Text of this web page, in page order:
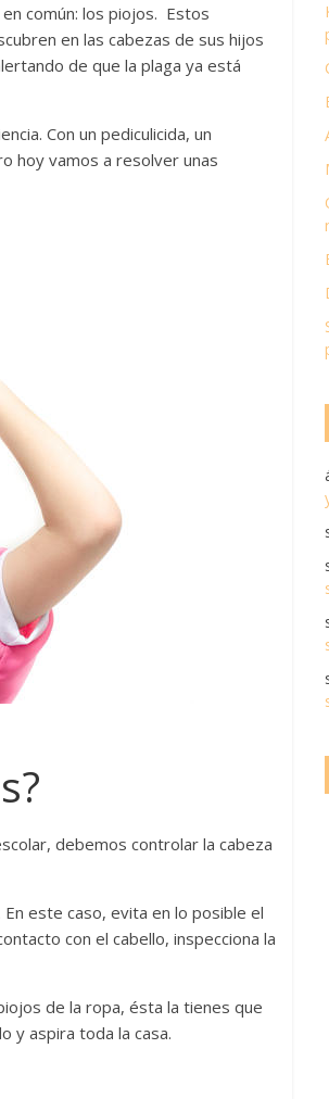
común: los piojos. Estos
en las cabezas de sus hijos
de que la plaga ya está
Con un pediculicida, un
hoy vamos a resolver unas
debemos controlar la cabeza
este caso, evita en lo posible el
con el cabello, inspecciona la
de la ropa, ésta la tienes que
y aspira toda la casa.